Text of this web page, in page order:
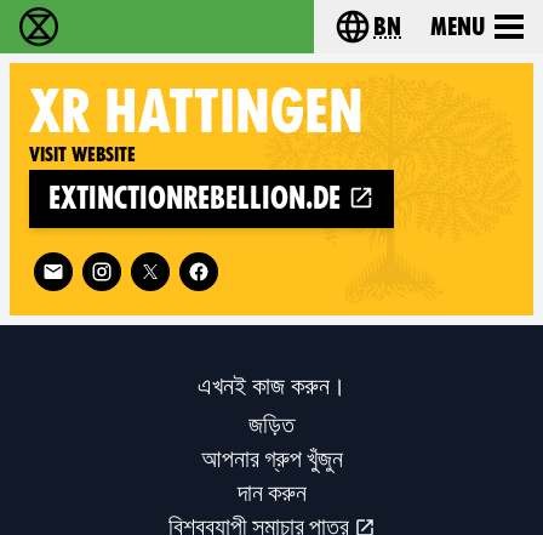
বিলুপ্তি বিদ্রোহ - Home Choose your
bn Menu
XR HATTINGEN
Visit website
extinctionrebellion.de
Follow XR Hattingen on
এখনই কাজ করুন।
জড়িত
আপনার গ্রুপ খুঁজুন
দান করুন
বিশ্বব্যাপী সমাচার পাত্র